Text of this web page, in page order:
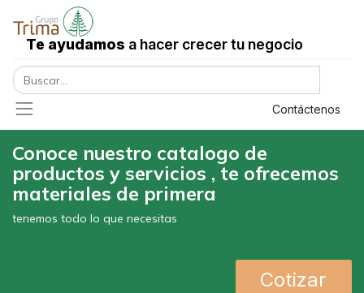
Te ayudamos a hacer crecer tu negocio
Contáctenos
Conoce nuestro catalogo de
productos y servicios , te ofrecemos
materiales de primera
tenemos todo lo que necesitas
Cotizar